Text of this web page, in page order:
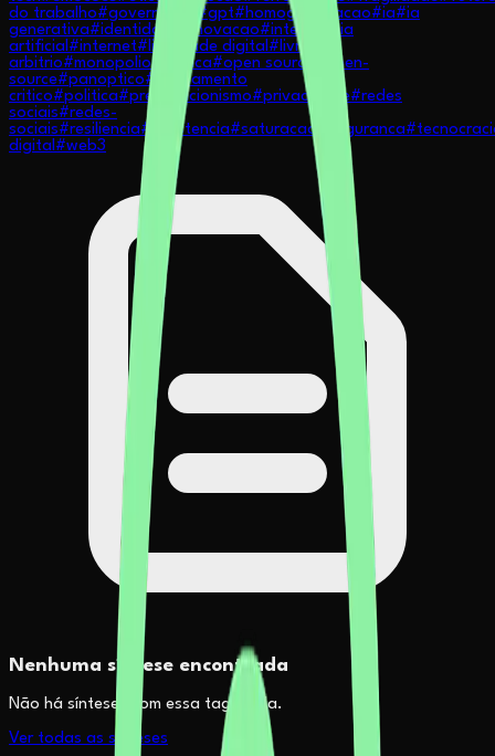
do trabalho#governanca #gpt# homogeneizacao#ia#ia
generativa#identidade inovacao#inteligencia
artificial #internet# liberdade digital # livre
arbitrio#monopolio# musica#open source
open-
source#panoptico#
pensamento
critico#politica#preparacionismo#privacidade#redes
sociais#redes-
sociais#resiliencia# resistencia#saturacao seguranca#
digital #web3
Nenhuma síntese encontrada
Não há sínteses com essa tag ainda.
Ver todas as sínteses